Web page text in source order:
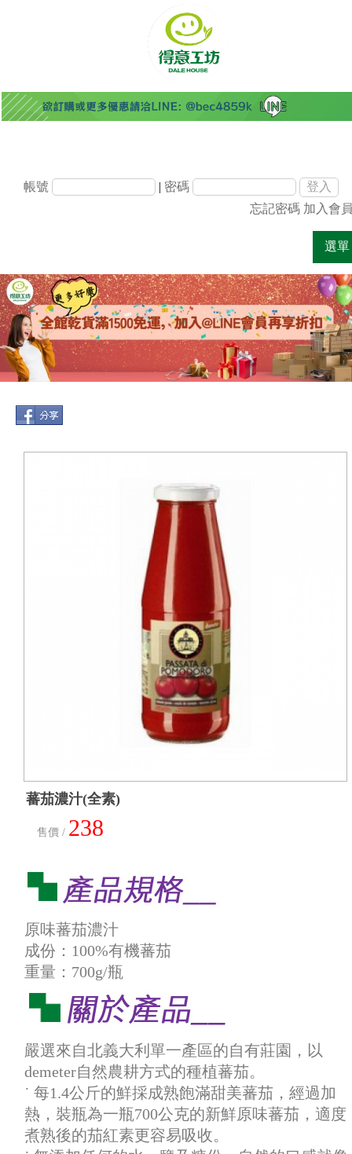
帳號 | 密碼
忘記密碼 加入會
選單
蕃茄濃汁(全素)
售價 / 238
原味蕃茄濃汁
成份：100%有機蕃茄
重量：700g/瓶
嚴選來自北義大利單一產區的自有莊園，以
demeter自然農耕方式的種植蕃茄。
˙ 每1.4公斤的鮮採成熟飽滿甜美蕃茄，經過加
熱，裝瓶為一瓶700公克的新鮮原味蕃茄，適度
煮熟後的茄紅素更容易吸收。